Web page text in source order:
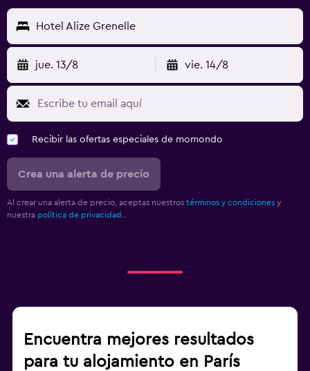
Hotel Alize Grenelle
jue. 13/8 vie. 14/8
Recibir las ofertas especiales de momondo
Crea una alerta de precio
Al crear una alerta de precio, aceptas nuestros términos y condiciones y
nuestra política de privacidad.
Encuentra mejores resultados
para tu alojamiento en París